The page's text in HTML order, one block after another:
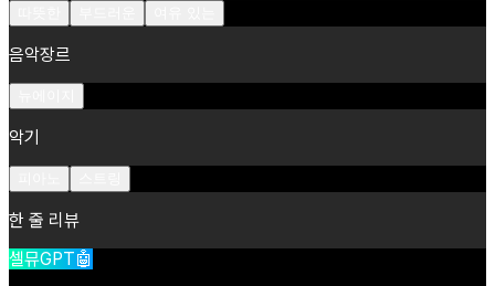
음악장르
악기
한 줄 리뷰
셀뮤GPT🤖